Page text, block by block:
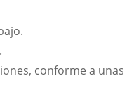
conforme a unas